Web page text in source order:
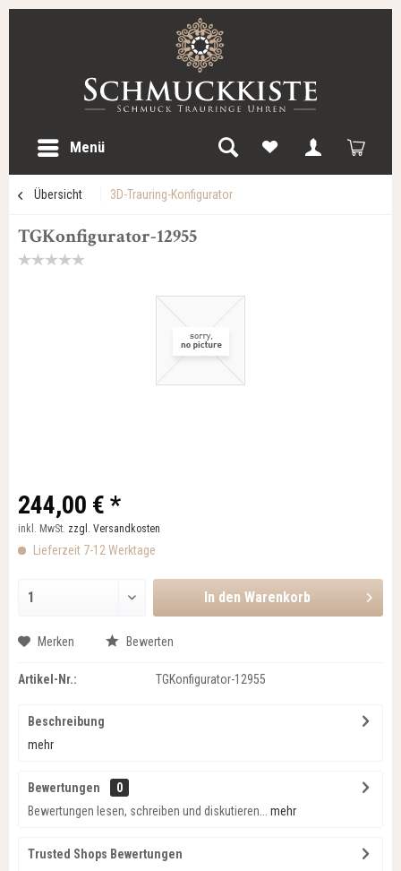
Menü
Übersicht 3D-Trauring-Konfigurator
TGKonfigurator-12955
244,00 € *
inkl. MwSt. zzgl. Versandkosten
Lieferzeit 7-12 Werktage
In den Warenkorb
Merken Bewerten
Artikel-Nr.: TGKonfigurator-12955
Beschreibung
mehr
Bewertungen
0
Bewertungen lesen, schreiben und diskutieren...
mehr
Trusted Shops Bewertungen